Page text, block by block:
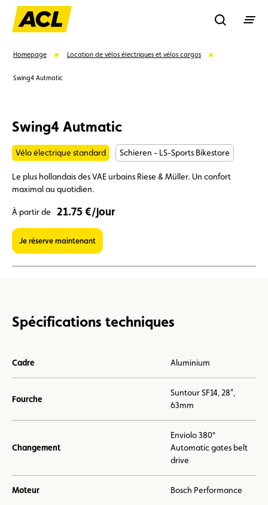
Rechercher
Suggestions
Carte membre Avantages Contrat de vente
Vignette Location
Homepage Location de vélos électriques et vélos cargos
Swing4 Autmatic
Swing4 Autmatic
Vélo électrique standard Schieren - LS-Sports Bikestore
Le plus hollandais des VAE urbains Riese & Müller. Un confort
maximal au quotidien.
À partir de 21.75 €/jour
Je réserve maintenant
Spécifications techniques
Cadre Aluminium
Fourche
Suntour SF14, 28",
63mm
Changement
Enviolo 380°
Automatic gates belt
drive
Moteur Bosch Performance